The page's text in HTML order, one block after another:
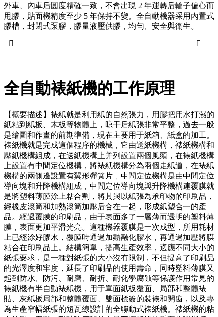
外車、內車后圓度精確一致，不會出現 2 年運轉后輪子偏心而
甩膠，貼面機精度至少 5 年保持不變。全自動機器采用內置式
膠槽，封閉式泵膠，膠量液壓供膠，均勻、安全與衛生。


全自動裱紙機的工作原理
【概要描述】 裱紙就是利用紙的自然張力，用膠把用水打濕的
紙粘到紙板、木板等物體上，晾干后紙張非常平整，過去一般
是繪圖和作畫的前期準備，現在主要用于紙箱、紙盒的加工。
裱紙機就是完成這個程序的機械，它由送紙機構，裱紙機構和
壓紙機構組成，在送紙機構上并列設置兩個風頭，在裱紙機構
上設置有中間定位機構，將裱紙機構分為兩個走紙道，在裱紙
機構的兩側邊設置有翼形彈簧片，中間定位機構是由中間定位
導向塊和升降機構組成，中間定位導向塊與升降機構連覆膜就
是將塑料薄膜涂上粘合劑，將其與以紙張為承印物的印刷品，
經橡皮滾筒和加熱滾筒加壓后合在一起，形成紙塑合一的產
品。經過覆膜的印刷品，由于表面多了一層薄而透明的塑料薄
膜，表面更加平滑光亮。這種機器覆膜是一次成型，所用耗材
上已經涂好膠水，覆膜時通過加熱融化膠水，再通過加壓將膜
粘合在印刷品上。結構簡單，提高生產效率，適應不同大小的
紙張要求，是一種對紙張的大小沒有限制，不但提高了印刷品
的光澤度和牢度，延長了印刷品的使用壽命，同時塑料薄膜又
起到防水、防污、耐磨、耐折、耐化學腐蝕等保護作用常見的
裱紙機有半自動裱紙機，用于單面紙板覆面、局部和整體裱
貼、灰紙板局部和整體覆面、雙面標簽的裝裱和開窗，以及專
為生產窄幅紙張的短瓦線設計的全聯動式裱紙機。裱紙機的粘